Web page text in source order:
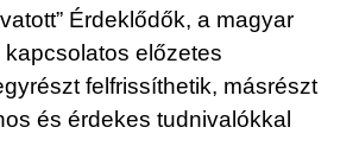
Érdeklődők, a magyar
kapcsolatos előzetes
felfrissíthetik, másrészt
és érdekes tudnivalókkal